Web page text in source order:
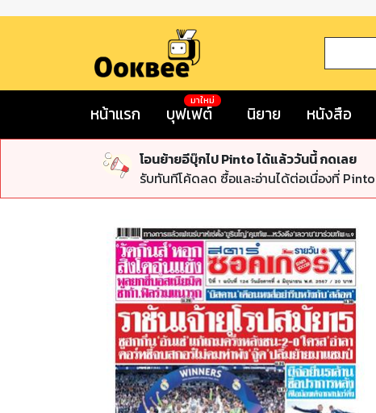
หน้าแรก บุฟเฟต์
มาใหม่
นิยาย หนังสือ
โอนย้ายอีบุ๊กไป Pinto ได้แล้ววันนี้ กดเลย
รับทันทีโค้ดลด ซื้อและอ่านได้ต่อเนื่องที่ Pinto